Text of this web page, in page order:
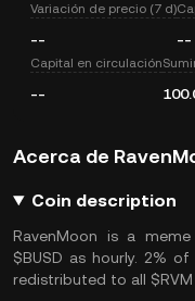
Variación de precio (7 d)
-- --
Capital en circulación
--
Acerca de
Coin description
RavenMoon is a
$BUSD as hourly. 2%
redistributed to all $RVM